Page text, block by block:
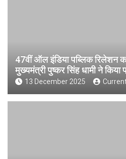
47वीं ऑल इंडिया पब्लिक रिलेशन
मुख्यमंत्री पुष्कर सिंह धामी ने किया
13 December 2025